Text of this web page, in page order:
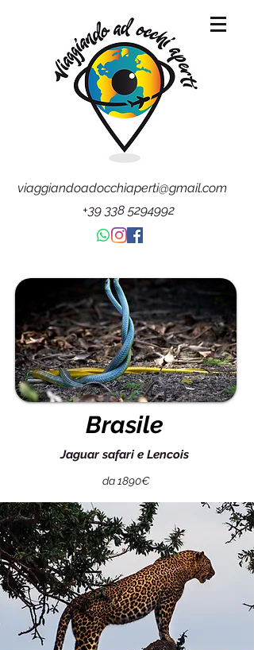
viaggiandoadocchiaperti@gmail.com
+39 338 5294992
Brasile
Jaguar safari e Lencois
da 1890€